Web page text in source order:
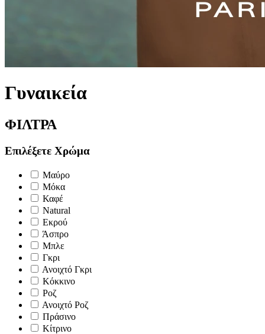
Γυναικεία
ΦΙΛΤΡΑ
Επιλέξετε Χρώμα
Μαύρο
Μόκα
Καφέ
Natural
Εκρού
Άσπρο
Μπλε
Γκρι
Ανοιχτό Γκρι
Κόκκινο
Ροζ
Ανοιχτό Ροζ
Πράσινο
Κίτρινο